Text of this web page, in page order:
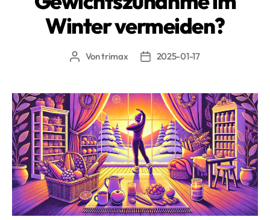
Winter vermeiden?
Beitragsautor
Vontrimax Beitragsdatum
2025-01-17